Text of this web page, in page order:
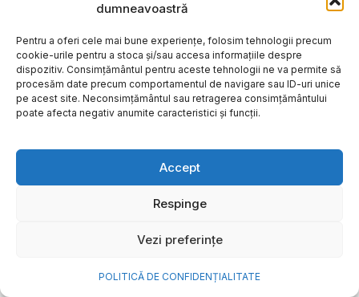
dumneavoastră
Pentru a oferi cele mai bune experiențe, folosim tehnologii precum
cookie-urile pentru a stoca și/sau accesa informațiile despre
dispozitiv. Consimțământul pentru aceste tehnologii ne va permite să
procesăm date precum comportamentul de navigare sau ID-uri unice
pe acest site. Neconsimțământul sau retragerea consimțământului
poate afecta negativ anumite caracteristici și funcții.
Accept
Respinge
Vezi preferințe
POLITICĂ DE CONFIDENȚIALITATE
Cum transformi cele mai
o bijuterie Pandora pe care o
porți zi de zi